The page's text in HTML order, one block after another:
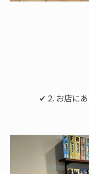
✔ 2. お店に